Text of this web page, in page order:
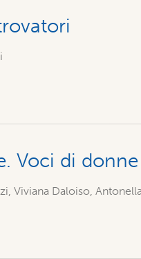
Voci di
Viviana Daloiso,